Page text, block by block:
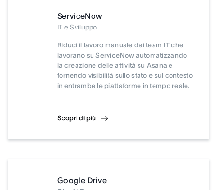
ServiceNow
IT e Sviluppo
Riduci il lavoro manuale dei team IT che
lavorano su ServiceNow automatizzando
la creazione delle attività su Asana e
fornendo visibilità sullo stato e sul contesto
in entrambe le piattaforme in tempo reale.
Scopri di più
Google Drive